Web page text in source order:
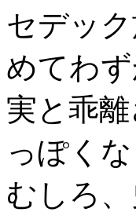
セデッ
めてわ
実と乖
っぽく
むしろ